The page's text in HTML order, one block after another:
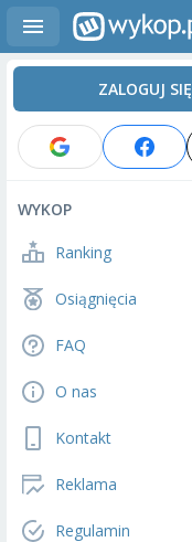
ZALOGUJ SIĘ
WYKOP
Ranking
Osiągnięcia
FAQ
O nas
Kontakt
Reklama
Regulamin